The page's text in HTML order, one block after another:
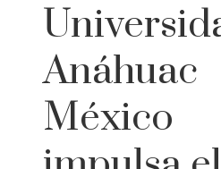
Anáhuac
México